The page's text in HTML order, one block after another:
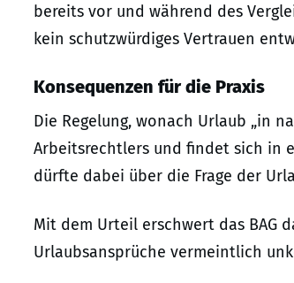
bereits vor und während des
kein schutzwürdiges Vertrauen
Konsequenzen für die Praxis
Die Regelung, wonach Urlaub „in
Arbeitsrechtlers und findet sich in
dürfte dabei über die Frage der
Mit dem Urteil erschwert das BAG
Urlaubsansprüche vermeintlich